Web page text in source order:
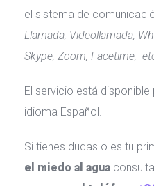
el sistema de
Llamada, Videollamada,
Skype, Zoom, Facetime,
El servicio está
idioma Español.
Si tienes dudas o es tu
el miedo al agua